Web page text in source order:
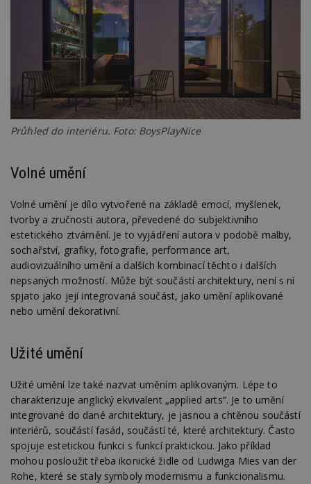
Průhled do interiéru. Foto: BoysPlayNice
Volné umění
Volné umění je dílo vytvořené na základě emocí, myšlenek,
tvorby a zručnosti autora, převedené do subjektivního
estetického ztvárnění. Je to vyjádření autora v podobě malby,
sochařství, grafiky, fotografie, performance art,
audiovizuálního umění a dalších kombinací těchto i dalších
nepsaných možností. Může být součástí architektury, není s ní
spjato jako její integrovaná součást, jako umění aplikované
nebo umění dekorativní.
Užité umění
Užité umění lze také nazvat uměním aplikovaným. Lépe to
charakterizuje anglický ekvivalent „applied arts“. Je to umění
integrované do dané architektury, je jasnou a chtěnou součástí
interiérů, součástí fasád, součástí té, které architektury. Často
spojuje estetickou funkci s funkcí praktickou. Jako příklad
mohou posloužit třeba ikonické židle od Ludwiga Mies van der
Rohe, které se staly symboly modernismu a funkcionalismu.